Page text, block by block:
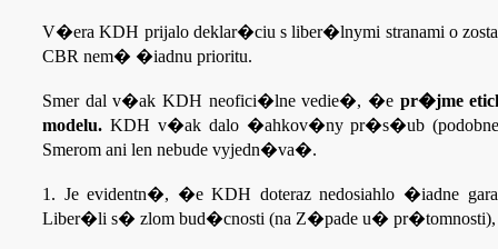
V�era KDH prijalo deklar�ciu s liber�lnymi stranami o
CBR nem� �iadnu prioritu.
Smer dal v�ak KDH neofici�lne vedie�, �e pr�jme
modelu. KDH v�ak dalo �ahkov�ny pr�s�ub (podobne
Smerom ani len nebude vyjedn�va�.
1. Je evidentn�, �e KDH doteraz nedosiahlo �iadne
Liber�li s� zlom bud�cnosti (na Z�pade u� pr�tomnosti),